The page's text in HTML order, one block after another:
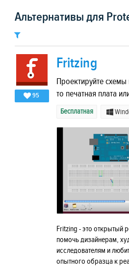
Альтернативы для
95
Fritzing
Проектируйте
то печатная плата
Бесплатная
Fritzing - это открытый
помочь дизайнерам,
исследователям и
опытного образца к